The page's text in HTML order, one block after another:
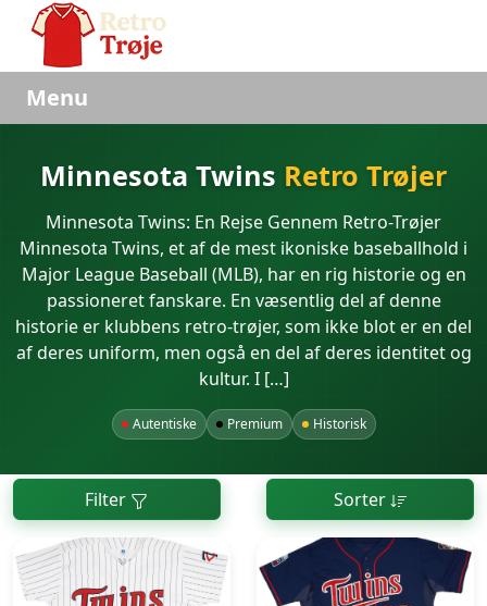
Menu
Minnesota Twins Retro Trøjer
Minnesota Twins: En Rejse Gennem Retro-Trøjer
Minnesota Twins, et af de mest ikoniske baseballhold i
Major League Baseball (MLB), har en rig historie og en
passioneret fanskare. En væsentlig del af denne
historie er klubbens retro-trøjer, som ikke blot er en del
af deres uniform, men også en del af deres identitet og
kultur. I […]
Autentiske Premium Historisk
Filter Sorter